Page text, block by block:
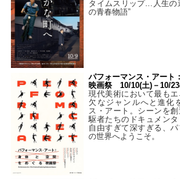
タイムスリップ…人生の
の青春物語”
パフォーマンス・アート
映画祭 10/10(土)－10/
現代美術において最も
欠なジャンルへと進化
ス・アート。シーンを
駆者たちのドキュメンタ
自由すぎて深すぎる、
の世界へようこそ。